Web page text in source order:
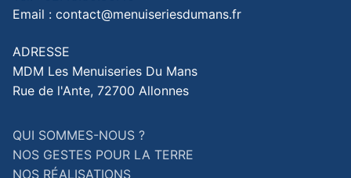
Email : contact@menuiseriesdumans.fr
ADRESSE
MDM Les Menuiseries Du Mans
Rue de l'Ante, 72700 Allonnes
QUI SOMMES-NOUS ?
NOS GESTES POUR LA TERRE
NOS RÉALISATIONS